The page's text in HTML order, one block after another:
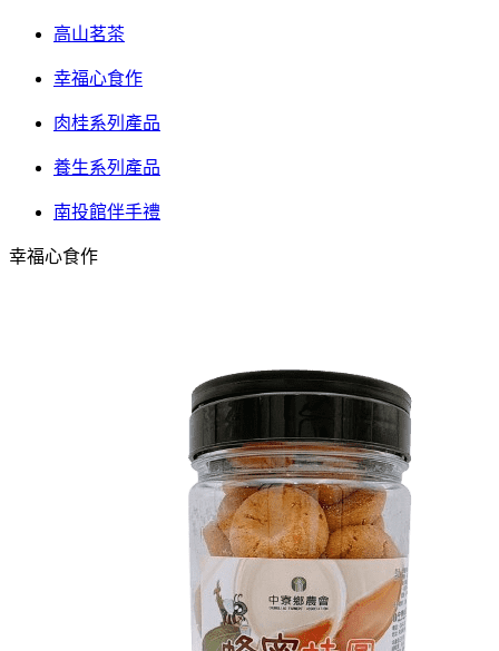
高山茗茶
幸福心食作
肉桂系列產品
養生系列產品
南投館伴手禮
幸福心食作